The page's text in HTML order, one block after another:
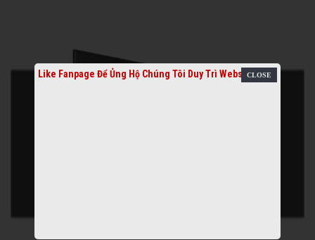
Like Fanpage Để Ủng Hộ Chúng Tôi Duy Trì Website